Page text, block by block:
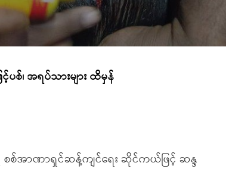
င့်ပစ်၊ အရပ်သားများ ထိမှန်
စစ်အာဏာရှင်ဆန့်ကျင်ရေး ဆိုင်ကယ်ဖြင့် ဆန္ဒ